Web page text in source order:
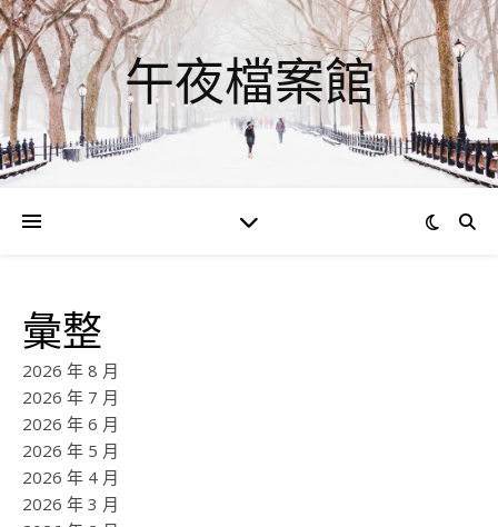
午夜檔案館
彙整
2026 年 8 月
2026 年 7 月
2026 年 6 月
2026 年 5 月
2026 年 4 月
2026 年 3 月